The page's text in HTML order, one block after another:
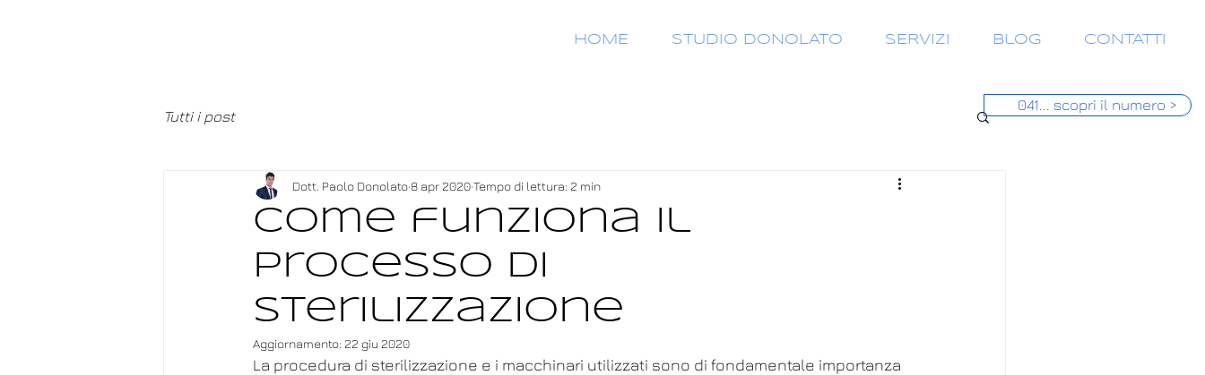
HOME STUDIO DONOLATO SERVIZI Blog CONTATTI
041... scopri il numero >
Tutti i post
Come funziona il
processo di
sterilizzazione
Dott. Paolo Donolato8 apr 2020Tempo di lettura: 2 min
Aggiornamento: 22 giu 2020
La procedura di sterilizzazione e i macchinari utilizzati sono di fondamentale importanza